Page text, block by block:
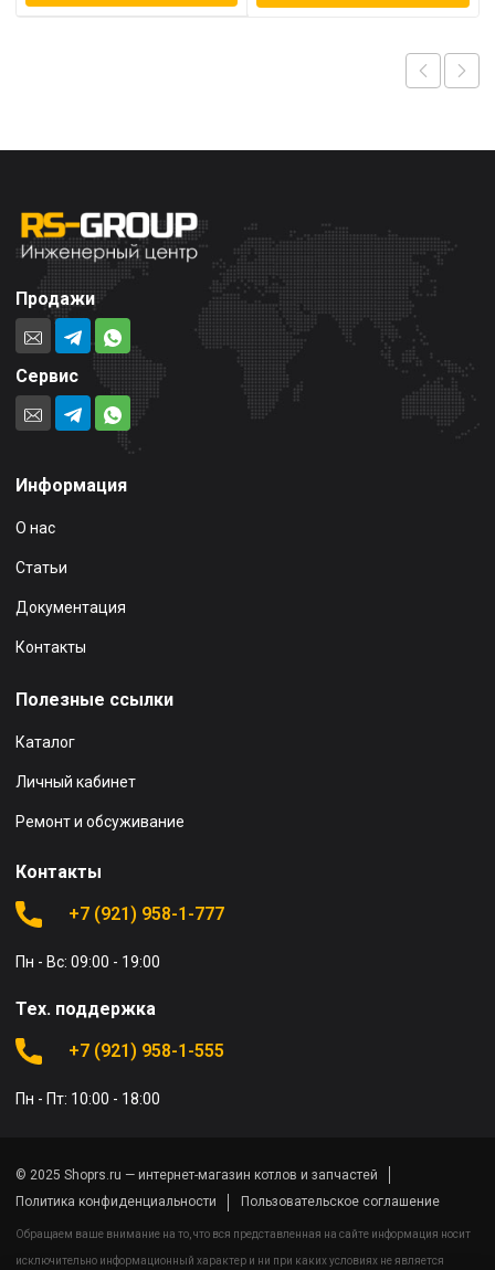
8
787 ₽.
Продажи
Сервис
Информация
О нас
Статьи
Документация
Контакты
Полезные ссылки
Каталог
Личный кабинет
Ремонт и обсуживание
Контакты
+7 (921) 958-1-777
Пн - Вс: 09:00 - 19:00
Тех. поддержка
+7 (921) 958-1-555
Пн - Пт: 10:00 - 18:00
© 2025 Shoprs.ru — интернет-магазин котлов и запчастей
Политика конфиденциальности
Пользовательское соглашение
Обращаем ваше внимание на то, что вся представленная на сайте информация носит
исключительно информационный характер и ни при каких условиях не является